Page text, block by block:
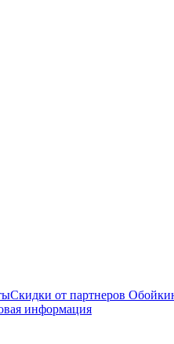
Скидки от партнеров
информация